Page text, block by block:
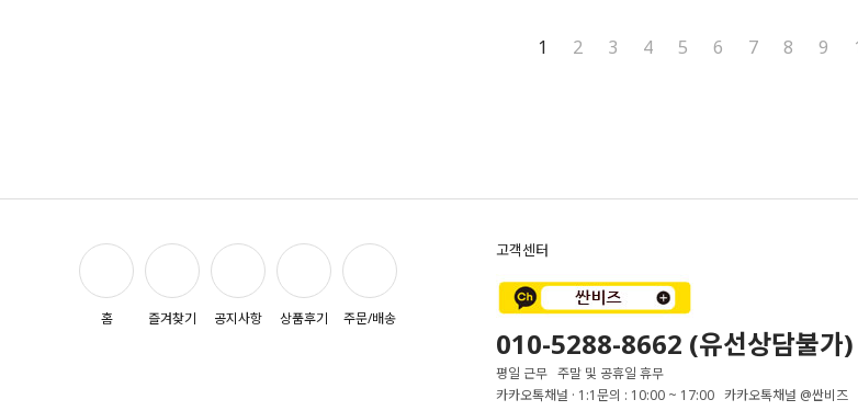
1 2 3 4 5 6 7 8 9
홈 즐겨찾기 공지사항 상품후기 주문/배송
고객센터
010-5288-8662 (유선상담불가)
평일 근무 주말 및 공휴일 휴무
카카오톡채널 · 1:1문의 : 10:00 ~ 17:00 카카오톡채널 @싼비즈